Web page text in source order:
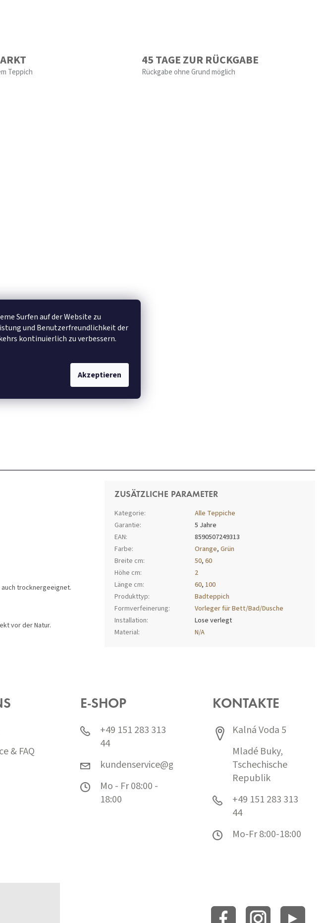
Surfen auf der Website zu
und Benutzerfreundlichkeit der
kontinuierlich zu verbessern.
Akzeptieren
Teppich
45 TAGE ZUR RÜCKGABE
Rückgabe ohne Grund möglich
trocknergeeignet.
vor der Natur.
ZUSÄTZLICHE PARAMETER
Kategorie:
Alle Teppiche
Garantie:
5 Jahre
EAN:
8590507249313
Farbe: Orange,Grün
Breite cm: 50,60
Höhe cm:
2
Länge cm: 60, 100
Produkttyp:
Badteppich
Formverfeinerung:
Vorleger für Bett/Bad/Dusche
Installation:
Lose verlegt
Material: N/A
& FAQ
E-SHOP
+49 151 283 313
44
kundenservice@grund.cz
Mo - Fr 08:00 -
18:00
KONTAKTE
Kalná Voda 5
Mladé Buky,
Tschechische
Republik
+49 151 283 313
44
Mo-Fr 8:00-18:00